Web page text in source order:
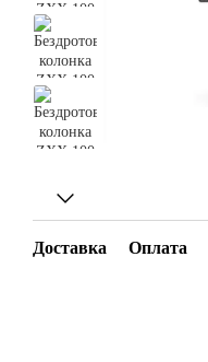
Доставка Оплата